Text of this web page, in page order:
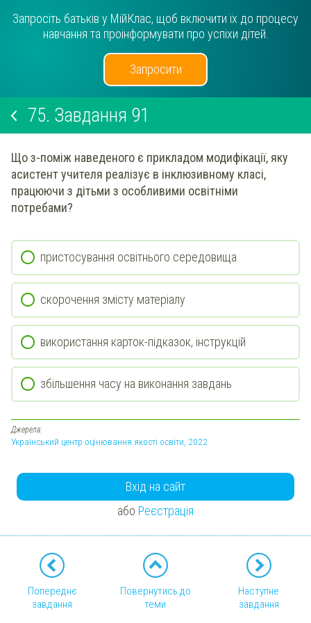
Запросіть батьків у МійКлас, щоб включити їх до процесу
навчання та проінформувати про успіхи дітей.
Запросити
75. Завдання 91
Що з-поміж наведеного є прикладом модифікації, яку
асистент учителя реалізує в інклюзивному класі,
працюючи з дітьми з особливими освітніми
потребами?
пристосування освітнього середовища
скорочення змісту матеріалу
використання карток-підказок, інструкцій
збільшення часу на виконання завдань
Джерела:
Український центр оцінювання якості освіти, 2022
Вхід на сайт
або Реєстрація
Попереднє
завдання
Повернутись до
теми
Наступне
завдання